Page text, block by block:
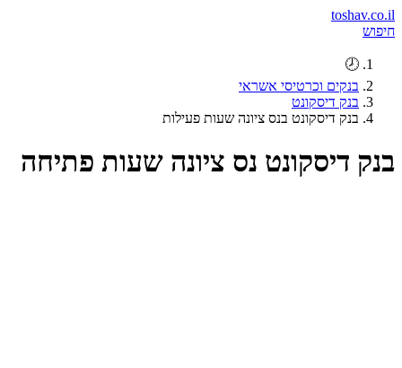
toshav.co.il
חיפוש
🕗
בנקים וכרטיסי אשראי
בנק דיסקונט
בנק דיסקונט בנס ציונה שעות פעילות
בנק דיסקונט נס ציונה שעות פתיחה